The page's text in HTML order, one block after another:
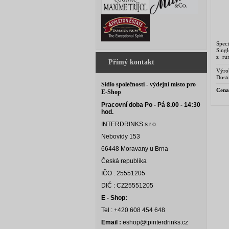
Přímý kontakt
Sídlo společnosti - výdejní místo pro
E-Shop
Pracovní doba Po - Pá 8.00 - 14:30
hod.
INTERDRINKS s.r.o.
Nebovidy 153
66448 Moravany u Brna
Česká republika
IČO : 25551205
DIČ : CZ25551205
E - Shop:
Tel : +420 608 454 648
Email : eshop@tpinterdrinks.cz
z